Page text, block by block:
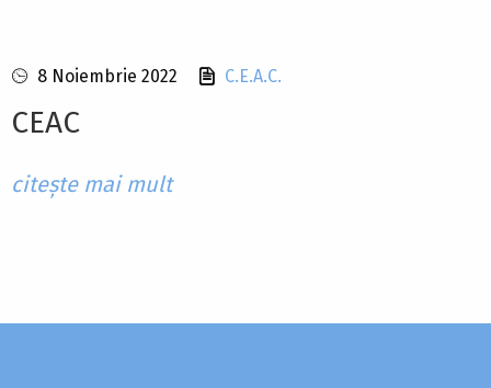
8 Noiembrie 2022 C.E.A.C.
CEAC
citește mai mult